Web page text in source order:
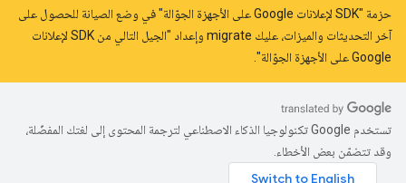
حزمة "SDK لإعلانات Google على الأجهزة الجوّالة" في وضع الصيانة للحصول على
آخر التحديثات والميزات، عليك migrate و
إعداد "الجيل التالي من SDK لإعلانات
Google على الأجهزة الجوّالة"
تستخدم Google تكنولوجيا الذكاء الاصطناعي لترجمة المحتوى إلى لغتك المفضّلة،
وقد تتضمّن بعض الأخطاء.